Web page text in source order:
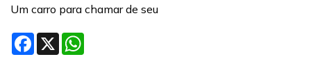
para
busca
Um carro para chamar de seu
Facebook
X